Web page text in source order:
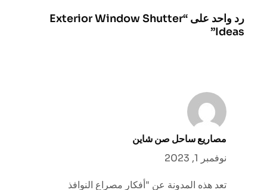
رد واحد على “Exterior Window Shutter
Ideas”
مصاريع ساحل صن شاين
نوفمبر 1, 2023
تعد هذه المدونة عن "أفكار مصراع النوافذ